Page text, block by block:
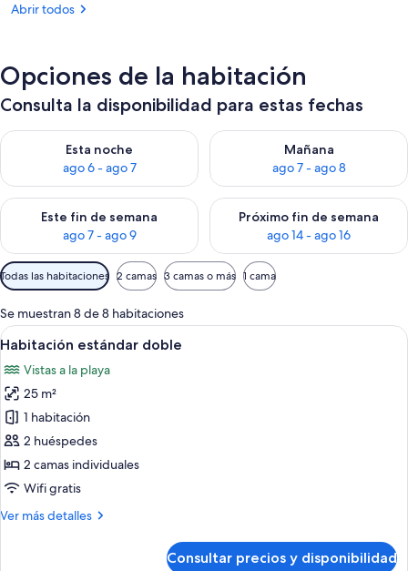
Abrir todos
Opciones de la habitación
Consulta la disponibilidad para estas fechas
Esta noche
ago 6 - ago 7
Consulta la disponibilidad para esta noche, ago 6 - ago 7
Mañana
ago 7 - ago 8
Consulta la disponibilidad
Este fin de semana
ago 7 - ago 9
Consulta la disponibilidad para este fin de semana, ago 7 -
Próximo fin de semana
ago 14 - ago 16
Consulta la disponibilidad
Filtros
disponibles
para
las
habitaciones
Todas las habitaciones 2 camas 3 camas o más 1 cama
Se muestran 8 de 8 habitaciones
Abrir
todas
las
fotos
de
Habitación
estándar
doble
Habitación de hotel con dos camas,
6
Habitación estándar doble
Vistas a la playa
25 m²
1 habitación
2 huéspedes
2 camas individuales
Wifi gratis
Ver más detalles
Más
Consultar precios y disponibilidad